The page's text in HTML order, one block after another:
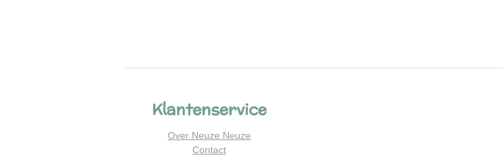
Klantenservice
Over Neuze Neuze
Contact